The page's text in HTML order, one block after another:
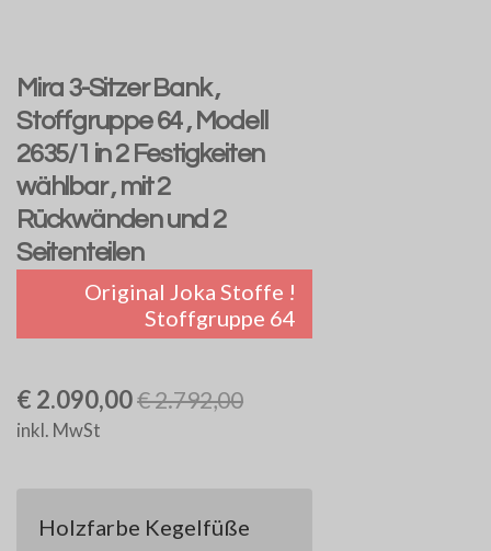
Mira 3-Sitzer Bank ,
Stoffgruppe 64 , Modell
2635/1 in 2 Festigkeiten
wählbar , mit 2
Rückwänden und 2
Seitenteilen
Original Joka Stoffe !
Stoffgruppe 64
€ 2.090,00€ 2.792,00
inkl. MwSt
Holzfarbe Kegelfüße